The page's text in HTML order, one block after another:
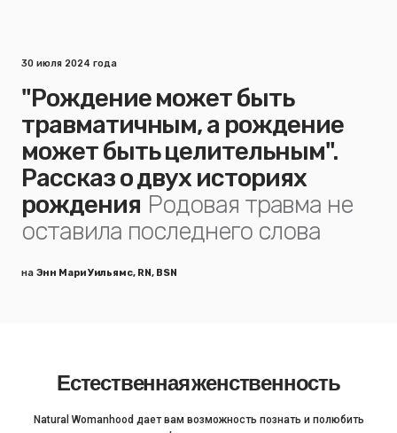
30 июля 2024 года
"Рождение может быть
травматичным, а рождение
может быть целительным".
Рассказ о двух историях
рождения Родовая травма не
оставила последнего слова
на Энн Мари Уильямс, RN, BSN
Естественная женственность
Natural Womanhood дает вам возможность познать и полюбить